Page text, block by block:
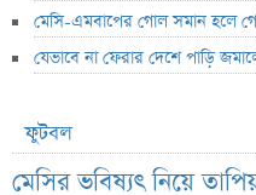
মেসি-এমবাপের গোল সমান হলে
যেভাবে না ফেরার দেশে পাড়ি
ফুটবল
মেসির ভবিষ্যৎ নিয়ে